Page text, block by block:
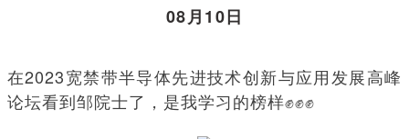
08月10日
在2023宽禁带半导体先进技术创新与应用发展高峰
论坛看到邹院士了，是我学习的榜样✊✊✊